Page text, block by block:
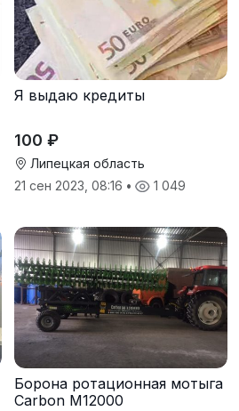
Я выдаю кредиты
100 ₽
Липецкая область
21 сен 2023, 08:16 • 1 049
Борона ротационная мотыга
Carbon М12000